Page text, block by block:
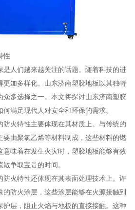
性
是人们越来越关注的话题。随着科技的进
更加多样化。山东济南塑胶地板以其独特
众多选择之一。本文将探讨山东济南塑胶
满足现代人对安全和环保的需求。
防火特性主要体现在其材质上。与传统的
要由聚氯乙烯等材料制成，这些材料的燃
意味着在发生火灾时，塑胶地板能够有效
争取宝贵的时间。
防火特性还体现在其表面处理技术上。许
的防火涂层，这些涂层能够在火源接触到
护层，阻止火焰与地板的直接接触。这种